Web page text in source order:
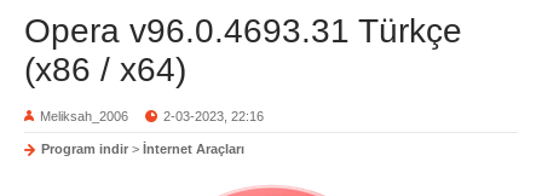
Opera v96.0.4693.31 Türkçe
(x86 / x64)
Meliksah_2006 2-03-2023, 22:16
Program indir > İnternet Araçları